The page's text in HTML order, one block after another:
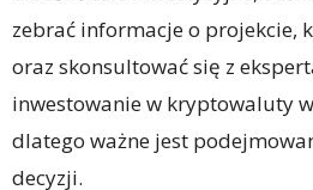
zebrać informacje o projekcie,
oraz skonsultować się z
inwestowanie w kryptowaluty
dlatego ważne jest
decyzji.